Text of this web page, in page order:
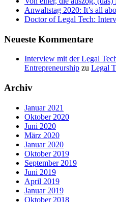
Anwaltstag 2020: It’s all
Doctor of Legal Tech:
Neueste Kommentare
Interview mit der Legal
Entrepreneurship zu Legal
Archiv
Januar 2021
Oktober 2020
Juni 2020
März 2020
Januar 2020
Oktober 2019
September 2019
Juni 2019
April 2019
Januar 2019
Oktober 2018